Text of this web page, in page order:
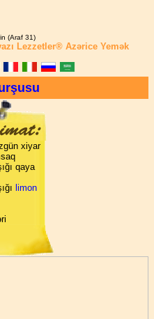
(Araf 31)
Lezzetler® Azərice Yemək
xiyar
qaya
limon